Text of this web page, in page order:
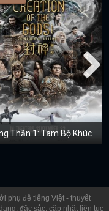
Thần 1: Tam Bộ Khúc
phụ đề tiếng Việt - thuyết
đặc sắc, cập nhật liên tục